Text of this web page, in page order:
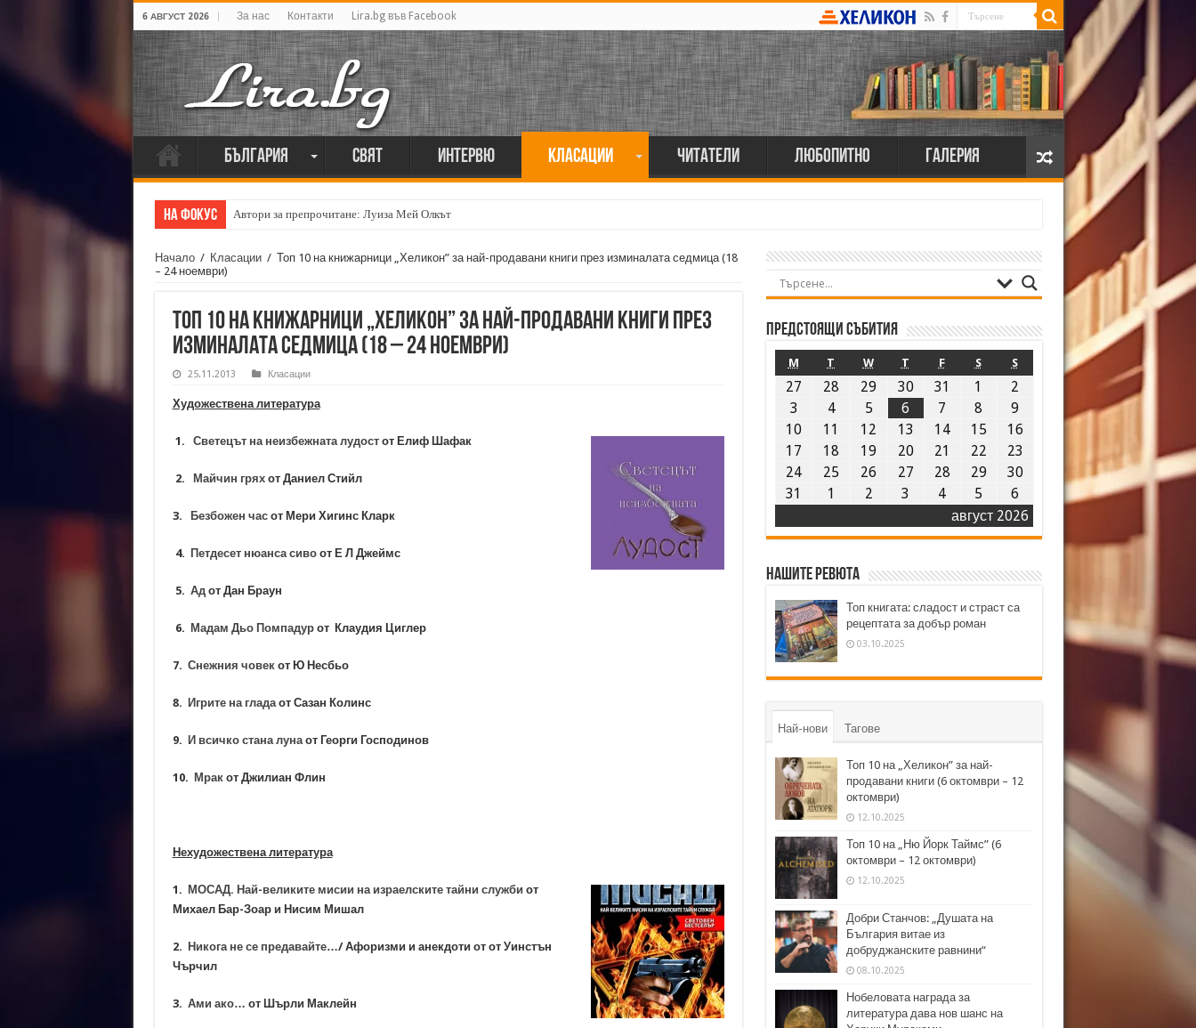
6 АВГУСТ 2026 За нас Контакти Lira.bg във Facebook
България Свят Интервю Класации Читатели Любопитно Галерия
На фокус Автори за препрочитане: Луиза Мей Олкът
Начало / Класации / Топ 10 на книжарници „Хеликон” за най-продавани книги през изминалата седмица (18
– 24 ноември)
Топ 10 на книжарници „Хеликон” за най-продавани книги през
изминалата седмица (18 – 24 ноември)
25.11.2013 Класации
Художествена литература
1. Светецът на неизбежната лудостот Елиф Шафак
2. Майчин гряхот Даниел Стийл
3. Безбожен час от Мери Хигинс Кларк
4. Петдесет нюанса сиво от Е Л Джеймс
5. Адот Дан Браун
6. Мадам Дьо Помпадурот Клаудия Циглер
7. Снежния човекот Ю Несбьо
8. Игрите на гладаот Сазан Колинс
9. И всичко стана лунаот Георги Господинов
10. Мракот Джилиан Флин
Нехудожествена литература
1. МОСАД. Най-великите мисии на израелските тайни служби от
Михаел Бар-Зоар и Нисим Мишал
2. Никога не се предавайте…/ Афоризми и анекдоти от от Уинстън
Чърчил
3. Ами ако… от Шърли Маклейн
Предстоящи събития
август 2026
M T W T F S S
27 28 29 30 31 1
2
3
4 5 6 7 8
9
10
11 12 13 14 15
16
17
18 19 20 21 22
23
24
25 26 27 28 29
30
31
1 2 3 4 5 6
Нашите ревюта
Топ книгата: сладост и страст са
рецептата за добър роман
03.10.2025
Най-нови Тагове
Топ 10 на „Хеликон” за най-
продавани книги (6 октомври – 12
октомври)
12.10.2025
Топ 10 на „Ню Йорк Таймс” (6
октомври – 12 октомври)
12.10.2025
Добри Станчов: „Душата на
България витае из
добруджанските равнини“
08.10.2025
Нобеловата награда за
литература дава нов шанс на